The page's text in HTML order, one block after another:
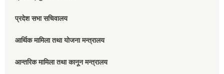
प्रदेश सभा सचिवालय
आर्थिक मामिला तथा योजना मन्त्रालय
आन्तरिक मामिला तथा कानून मन्त्रालय